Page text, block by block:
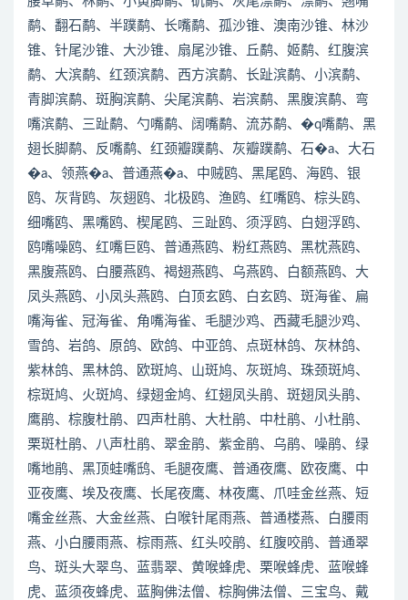
鹬、翻石鹬、半蹼鹬、长嘴鹬、孤沙锥、澳南沙锥、林沙
锥、针尾沙锥、大沙锥、扇尾沙锥、丘鹬、姬鹬、红腹滨
鹬、大滨鹬、红颈滨鹬、西方滨鹬、长趾滨鹬、小滨鹬、
青脚滨鹬、斑胸滨鹬、尖尾滨鹬、岩滨鹬、黑腹滨鹬、弯
嘴滨鹬、三趾鹬、勺嘴鹬、阔嘴鹬、流苏鹬、�q嘴鹬、黑
翅长脚鹬、反嘴鹬、红颈瓣蹼鹬、灰瓣蹼鹬、石�a、大石
�a、领燕�a、普通燕�a、中贼鸥、黑尾鸥、海鸥、银
鸥、灰背鸥、灰翅鸥、北极鸥、渔鸥、红嘴鸥、棕头鸥、
细嘴鸥、黑嘴鸥、楔尾鸥、三趾鸥、须浮鸥、白翅浮鸥、
鸥嘴噪鸥、红嘴巨鸥、普通燕鸥、粉红燕鸥、黑枕燕鸥、
黑腹燕鸥、白腰燕鸥、褐翅燕鸥、乌燕鸥、白额燕鸥、大
凤头燕鸥、小凤头燕鸥、白顶玄鸥、白玄鸥、斑海雀、扁
嘴海雀、冠海雀、角嘴海雀、毛腿沙鸡、西藏毛腿沙鸡、
雪鸽、岩鸽、原鸽、欧鸽、中亚鸽、点斑林鸽、灰林鸽、
紫林鸽、黑林鸽、欧斑鸠、山斑鸠、灰斑鸠、珠颈斑鸠、
棕斑鸠、火斑鸠、绿翅金鸠、红翅凤头鹃、斑翅凤头鹃、
鹰鹃、棕腹杜鹃、四声杜鹃、大杜鹃、中杜鹃、小杜鹃、
栗斑杜鹃、八声杜鹃、翠金鹃、紫金鹃、乌鹃、噪鹃、绿
嘴地鹃、黑顶蛙嘴鸱、毛腿夜鹰、普通夜鹰、欧夜鹰、中
亚夜鹰、埃及夜鹰、长尾夜鹰、林夜鹰、爪哇金丝燕、短
嘴金丝燕、大金丝燕、白喉针尾雨燕、普通楼燕、白腰雨
燕、小白腰雨燕、棕雨燕、红头咬鹃、红腹咬鹃、普通翠
鸟、斑头大翠鸟、蓝翡翠、黄喉蜂虎、栗喉蜂虎、蓝喉蜂
虎、蓝须夜蜂虎、蓝胸佛法僧、棕胸佛法僧、三宝鸟、戴